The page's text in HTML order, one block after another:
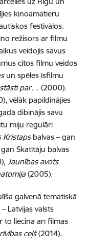
kinoamatieru
festivālos.
režisors ar filmu
veidojis savus
citos filmu veidos
un spēles īsfilmu
par… (2000).
vēlāk papildinājies
dibinājis savu
miju regulāri
Kristapsbalvas – gan
Skatītāju balvas
Jaunības avots
(2005).
galvenā tematiskā
Latvijas valsts
to liecina arī filmas
ceļš(2014).